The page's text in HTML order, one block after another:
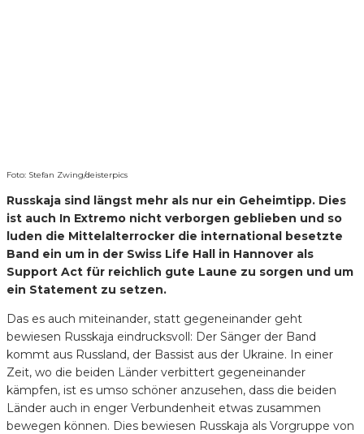
Foto: Stefan Zwing/deisterpics
Russkaja sind längst mehr als nur ein Geheimtipp. Dies
ist auch In Extremo nicht verborgen geblieben und so
luden die Mittelalterrocker die international besetzte
Band ein um in der Swiss Life Hall in Hannover als
Support Act für reichlich gute Laune zu sorgen und um
ein Statement zu setzen.
Das es auch miteinander, statt gegeneinander geht
bewiesen Russkaja eindrucksvoll: Der Sänger der Band
kommt aus Russland, der Bassist aus der Ukraine. In einer
Zeit, wo die beiden Länder verbittert gegeneinander
kämpfen, ist es umso schöner anzusehen, dass die beiden
Länder auch in enger Verbundenheit etwas zusammen
bewegen können. Dies bewiesen Russkaja als Vorgruppe von